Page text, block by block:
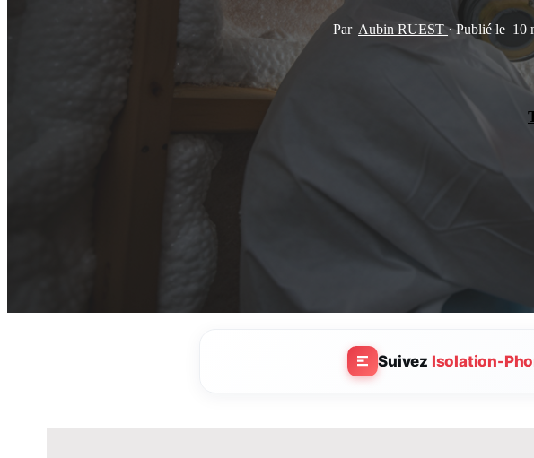
Par Aubin RUEST· Publié le 10
Suivez Isolation-